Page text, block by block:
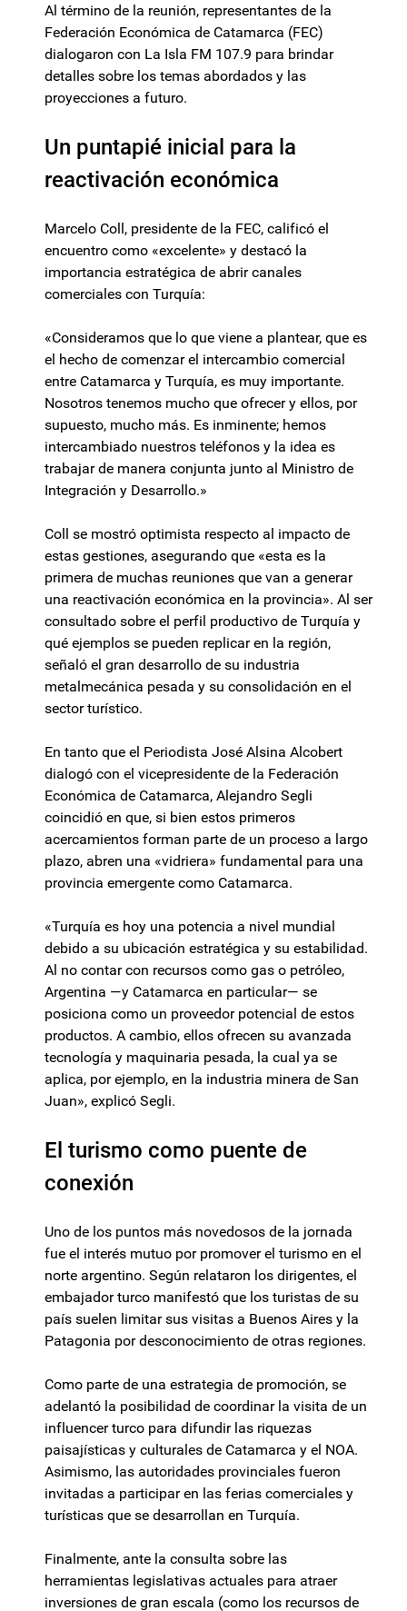
Al término de la reunión, representantes de la
Federación Económica de Catamarca (FEC)
dialogaron con La Isla FM 107.9 para brindar
detalles sobre los temas abordados y las
proyecciones a futuro.
Un puntapié inicial para la
reactivación económica
Marcelo Coll, presidente de la FEC, calificó el
encuentro como «excelente» y destacó la
importancia estratégica de abrir canales
comerciales con Turquía:
«Consideramos que lo que viene a plantear, que es
el hecho de comenzar el intercambio comercial
entre Catamarca y Turquía, es muy importante.
Nosotros tenemos mucho que ofrecer y ellos, por
supuesto, mucho más. Es inminente; hemos
intercambiado nuestros teléfonos y la idea es
trabajar de manera conjunta junto al Ministro de
Integración y Desarrollo.»
Coll se mostró optimista respecto al impacto de
estas gestiones, asegurando que «esta es la
primera de muchas reuniones que van a generar
una reactivación económica en la provincia». Al ser
consultado sobre el perfil productivo de Turquía y
qué ejemplos se pueden replicar en la región,
señaló el gran desarrollo de su industria
metalmecánica pesada y su consolidación en el
sector turístico.
En tanto que el Periodista José Alsina Alcobert
dialogó con el vicepresidente de la Federación
Económica de Catamarca, Alejandro Segli
coincidió en que, si bien estos primeros
acercamientos forman parte de un proceso a largo
plazo, abren una «vidriera» fundamental para una
provincia emergente como Catamarca.
«Turquía es hoy una potencia a nivel mundial
debido a su ubicación estratégica y su estabilidad.
Al no contar con recursos como gas o petróleo,
Argentina —y Catamarca en particular— se
posiciona como un proveedor potencial de estos
productos. A cambio, ellos ofrecen su avanzada
tecnología y maquinaria pesada, la cual ya se
aplica, por ejemplo, en la industria minera de San
Juan», explicó Segli.
El turismo como puente de
conexión
Uno de los puntos más novedosos de la jornada
fue el interés mutuo por promover el turismo en el
norte argentino. Según relataron los dirigentes, el
embajador turco manifestó que los turistas de su
país suelen limitar sus visitas a Buenos Aires y la
Patagonia por desconocimiento de otras regiones.
Como parte de una estrategia de promoción, se
adelantó la posibilidad de coordinar la visita de un
influencer turco para difundir las riquezas
paisajísticas y culturales de Catamarca y el NOA.
Asimismo, las autoridades provinciales fueron
invitadas a participar en las ferias comerciales y
turísticas que se desarrollan en Turquía.
Finalmente, ante la consulta sobre las
herramientas legislativas actuales para atraer
inversiones de gran escala (como los recursos de